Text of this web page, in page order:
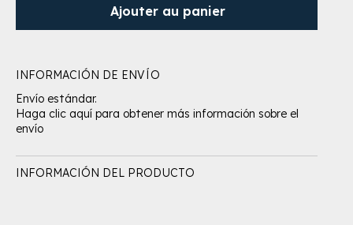
Ajouter au panier
INFORMACIÓN DE ENVÍO
Envío estándar.
Haga clic aquí para obtener más información sobre el
envío
INFORMACIÓN DEL PRODUCTO